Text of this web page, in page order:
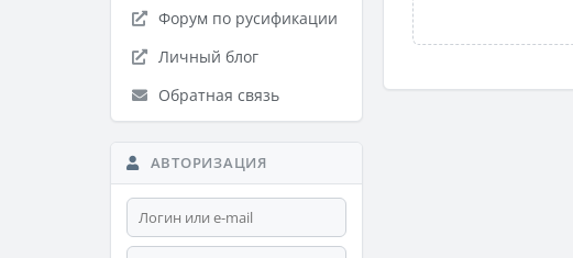
Форум по русификации
Личный блог
Обратная связь
АВТОРИЗАЦИЯ